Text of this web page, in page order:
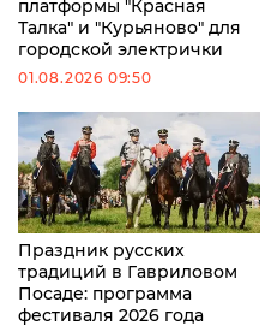
платформы "Красная
Талка" и "Курьяново" для
городской электрички
01.08.2026 09:50
Праздник русских
традиций в Гавриловом
Посаде: программа
фестиваля 2026 года